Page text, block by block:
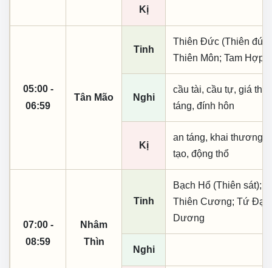
Kị
05:00 -
06:59
Tân Mão
Tinh
Thiên Đức (Thiên
Thiên Môn; Tam Hợp;
Nghi
cầu tài, cầu tự, giá
táng, đính hôn
Kị
an táng, khai thương
tạo, động thổ
07:00 -
08:59
Nhâm
Thìn
Tinh
Bạch Hổ (Thiên sát);
Thiên Cương; Tứ Đại
Dương
Nghi